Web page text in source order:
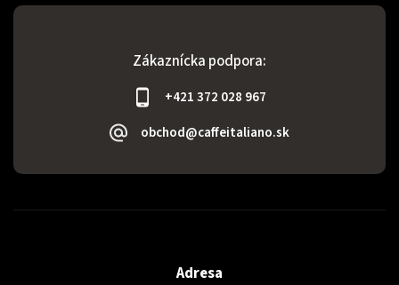
Zákaznícka podpora:
+421 372 028 967
obchod@caffeitaliano.sk
Adresa